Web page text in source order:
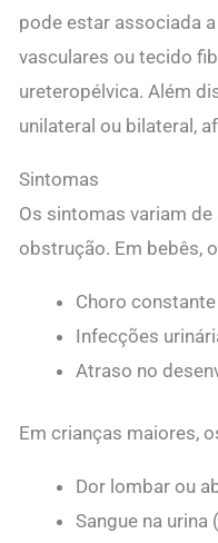
pode estar associada
vasculares ou tecido
ureteropélvica. Além
unilateral ou bilateral,
Sintomas
Os sintomas variam
obstrução. Em bebês,
Choro
Infecções
Atraso no
Em crianças maiores,
Dor lombar ou
Sangue na urina